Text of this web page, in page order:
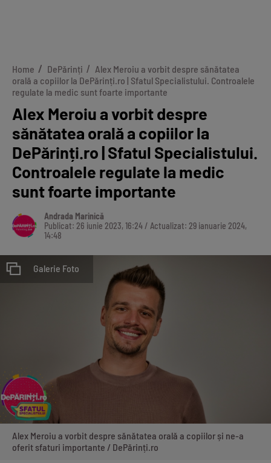
Home DePărinți
Alex Meroiu a vorbit despre sănătatea
orală a copiilor la DePărinți.ro | Sfatul Specialistului. Controalele
regulate la medic sunt foarte importante
Alex Meroiu a vorbit despre
sănătatea orală a copiilor la
DePărinți.ro | Sfatul Specialistului.
Controalele regulate la medic
sunt foarte importante
Andrada Marinică
Publicat: 26 iunie 2023, 16:24 / Actualizat: 29 ianuarie 2024,
14:48
Galerie Foto
Alex Meroiu a vorbit despre sănătatea orală a copiilor și ne-a
oferit sfaturi importante / DePărinți.ro